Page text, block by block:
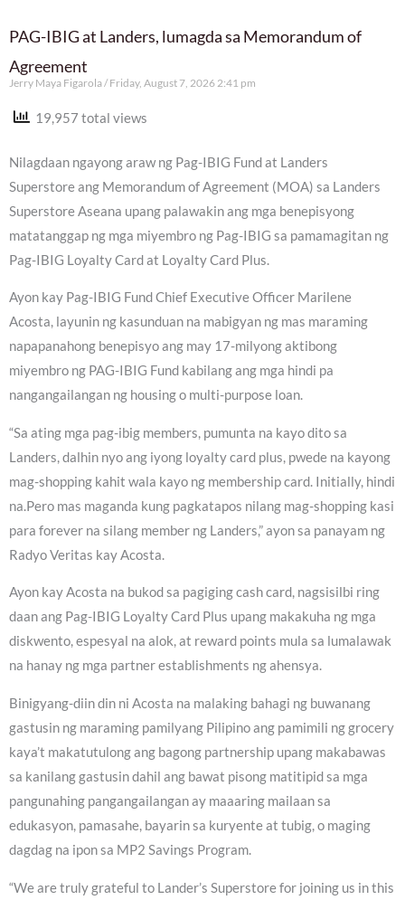
PAG-IBIG at Landers, lumagda sa Memorandum of
Agreement
Jerry Maya Figarola Friday, August 7, 2026 2:41 pm
19,957 total views
Nilagdaan ngayong araw ng Pag-IBIG Fund at Landers
Superstore ang Memorandum of Agreement (MOA) sa Landers
Superstore Aseana upang palawakin ang mga benepisyong
matatanggap ng mga miyembro ng Pag-IBIG sa pamamagitan ng
Pag-IBIG Loyalty Card at Loyalty Card Plus.
Ayon kay Pag-IBIG Fund Chief Executive Officer Marilene
Acosta, layunin ng kasunduan na mabigyan ng mas maraming
napapanahong benepisyo ang may 17-milyong aktibong
miyembro ng PAG-IBIG Fund kabilang ang mga hindi pa
nangangailangan ng housing o multi-purpose loan.
“Sa ating mga pag-ibig members, pumunta na kayo dito sa
Landers, dalhin nyo ang iyong loyalty card plus, pwede na kayong
mag-shopping kahit wala kayo ng membership card. Initially, hindi
na.Pero mas maganda kung pagkatapos nilang mag-shopping kasi
para forever na silang member ng Landers,” ayon sa panayam ng
Radyo Veritas kay Acosta.
Ayon kay Acosta na bukod sa pagiging cash card, nagsisilbi ring
daan ang Pag-IBIG Loyalty Card Plus upang makakuha ng mga
diskwento, espesyal na alok, at reward points mula sa lumalawak
na hanay ng mga partner establishments ng ahensya.
Binigyang-diin din ni Acosta na malaking bahagi ng buwanang
gastusin ng maraming pamilyang Pilipino ang pamimili ng grocery
kaya’t makatutulong ang bagong partnership upang makabawas
sa kanilang gastusin dahil ang bawat pisong matitipid sa mga
pangunahing pangangailangan ay maaaring mailaan sa
edukasyon, pamasahe, bayarin sa kuryente at tubig, o maging
dagdag na ipon sa MP2 Savings Program.
“We are truly grateful to Lander’s Superstore for joining us in this